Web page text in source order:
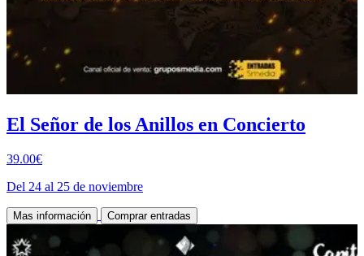
El Señor de los Anillos en Concierto
39.00€
Del 24 al 25 de noviembre
Mas información Comprar entradas